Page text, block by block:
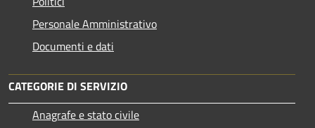
Personale Amministrativo
Documenti e dati
CATEGORIE DI SERVIZIO
Anagrafe e stato civile